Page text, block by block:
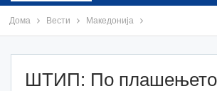
Дома Вести Македонија
ШТИП: По